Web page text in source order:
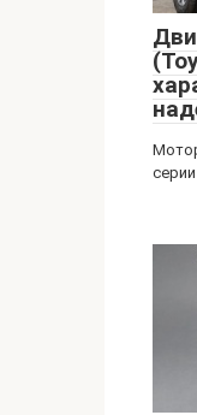
серии